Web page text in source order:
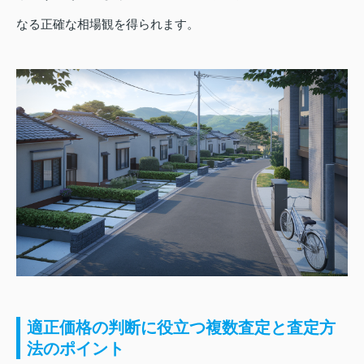
なる正確な相場観を得られます。
適正価格の判断に役立つ複数査定と査定方
法のポイント